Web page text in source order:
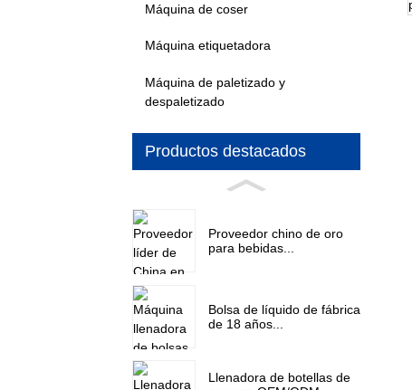
Máquina de coser
Máquina etiquetadora
Máquina de paletizado y
despaletizado
Productos destacados
Proveedor chino de oro
para bebidas...
Bolsa de líquido de fábrica
de 18 años...
Llenadora de botellas de